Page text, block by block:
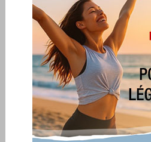
Je m’appelle...
publié le 10/06/2008 à 10:30
Je m’appelle...Jeannine, j'ai pris 12 kgs en 1
désire perdre ces kilos pour rentrer à
Merci de m'y aider.
lire la suite
1 - 1 de 1 « ‹ Préc. 1 Suiv. › »